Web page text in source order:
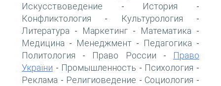
Искусствоведение - История -
Конфликтология - Культурология -
Литература - Маркетинг - Математика -
Медицина - Менеджмент - Педагогика -
Политология - Право России -
Право
України - Промышленность - Психология -
Реклама - Религиоведение - Социология -